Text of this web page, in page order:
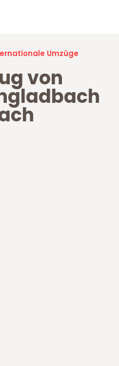
Umzüge
von